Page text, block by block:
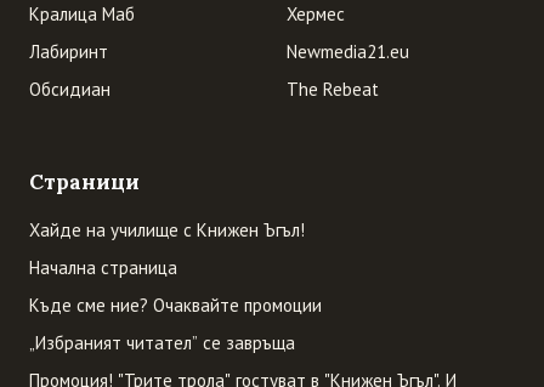
Кралица Маб
Лабиринт
Обсидиан
Хермес
Newmedia21.eu
The Rebeat
Страници
Хайде на училище с Книжен Ъгъл!
Начална страница
Къде сме ние? Очаквайте промоции
„Избраният читател” се завръща
Промоция! "Трите трола" гостуват в "Книжен Ъгъл". И